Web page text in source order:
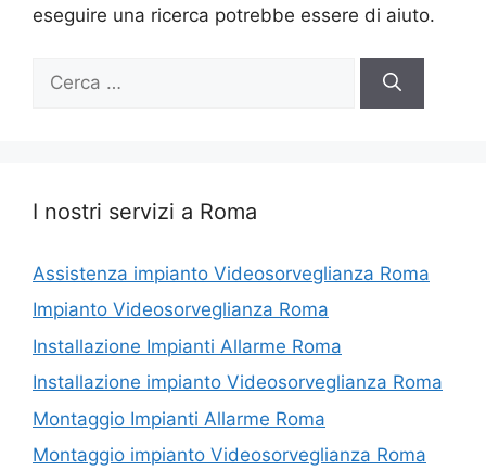
eseguire una ricerca potrebbe essere di aiuto.
per:
I nostri servizi a Roma
Assistenza impianto Videosorveglianza Roma
Impianto Videosorveglianza Roma
Installazione Impianti Allarme Roma
Installazione impianto Videosorveglianza Roma
Montaggio Impianti Allarme Roma
Montaggio impianto Videosorveglianza Roma